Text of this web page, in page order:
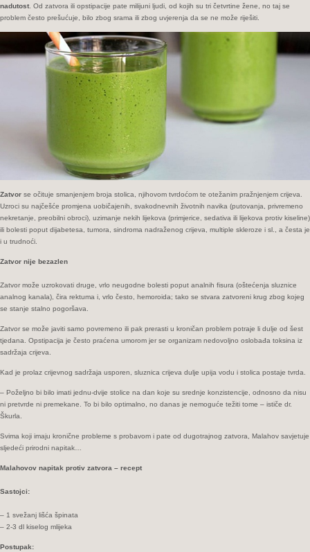
nadutost . Od zatvora ili opstipacije pate milijuni ljudi, od kojih su tri četvrtine žene, no taj se
problem često prešućuje, bilo zbog srama ili zbog uvjerenja da se ne može riješiti.
Zatvor se očituje smanjenjem broja stolica, njihovom tvrdoćom te otežanim pražnjenjem crijeva.
Uzroci su najčešće promjena uobičajenih, svakodnevnih životnih navika (putovanja, privremeno
nekretanje, preobilni obroci), uzimanje nekih lijekova (primjerice, sedativa ili lijekova protiv kiseline)
ili bolesti poput dijabetesa, tumora, sindroma nadraženog crijeva, multiple skleroze i sl., a česta je
i u trudnoći.
Zatvor nije bezazlen
Zatvor može uzrokovati druge, vrlo neugodne bolesti poput analnih fisura (oštećenja sluznice
analnog kanala), čira rektuma i, vrlo često, hemoroida; tako se stvara zatvoreni krug zbog kojeg
se stanje stalno pogoršava.
Zatvor se može javiti samo povremeno ili pak prerasti u kroničan problem potraje li dulje od šest
tjedana. Opstipacija je često praćena umorom jer se organizam nedovoljno oslobađa toksina iz
sadržaja crijeva.
Kad je prolaz crijevnog sadržaja usporen, sluznica crijeva dulje upija vodu i stolica postaje tvrda.
– Poželjno bi bilo imati jednu-dvije stolice na dan koje su srednje konzistencije, odnosno da nisu
ni pretvrde ni premekane. To bi bilo optimalno, no danas je nemoguće težiti tome – ističe dr.
Škurla.
Svima koji imaju kronične probleme s probavom i pate od dugotrajnog zatvora, Malahov savjetuje
sljedeći prirodni napitak…
Malahovov napitak protiv zatvora – recept
Sastojci:
– 1 svežanj lišća špinata
– 2-3 dl kiselog mlijeka
Postupak: